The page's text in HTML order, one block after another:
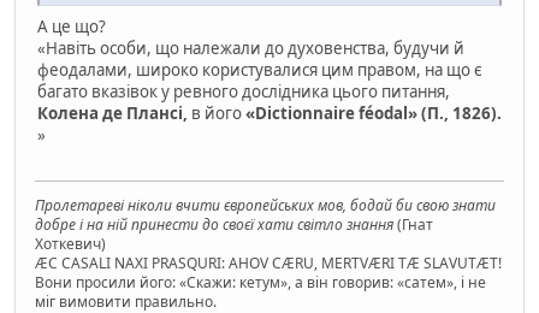
А це що?
«Навіть особи, що належали до духовенства, будучи й
феодалами, широко користувалися цим правом, на що є
багато вказівок у ревного дослідника цього питання,
Колена де Плансі, в його«Dictionnaire féodal» (П., 1826).
»
Пролетареві ніколи вчити європейських мов, бодай би свою знати
добре і на ній принести до своєї хати світло знання(Гнат
Хоткевич)
ÆC CASALI NAXI PRASQURI: AHOV CÆRU, MERTVÆRI TÆ SLAVUTÆT!
Вони просили його: «Скажи: кетум», а він говорив: «сатем», і не
міг вимовити правильно.